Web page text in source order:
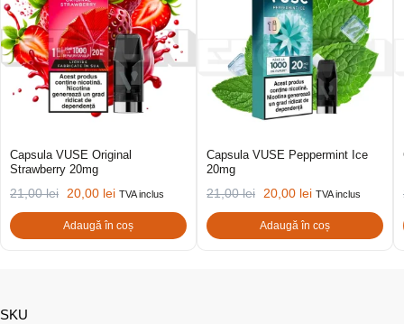
Capsula VUSE Original
Strawberry 20mg
21,00lei 20,00 lei TVA inclus
Adaugă în coș
Capsula VUSE Peppermint Ice
20mg
21,00lei 20,00 lei TVA inclus
Adaugă în coș
SKU